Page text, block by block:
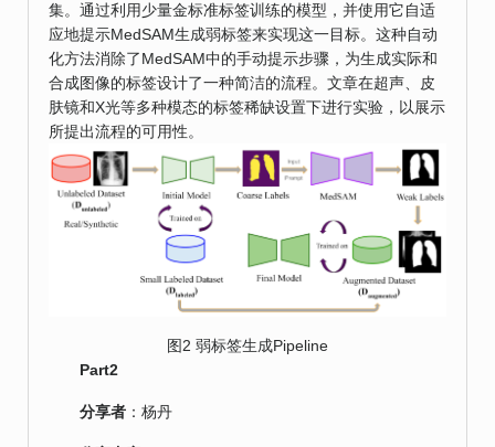
集。通过利用少量金标准标签训练的模型，并使用它自适
应地提示MedSAM生成弱标签来实现这一目标。这种自动
化方法消除了MedSAM中的手动提示步骤，为生成实际和
合成图像的标签设计了一种简洁的流程。文章在超声、皮
肤镜和X光等多种模态的标签稀缺设置下进行实验，以展示
所提出流程的可用性。
图2 弱标签生成Pipeline
Part2
分享者 ：杨丹